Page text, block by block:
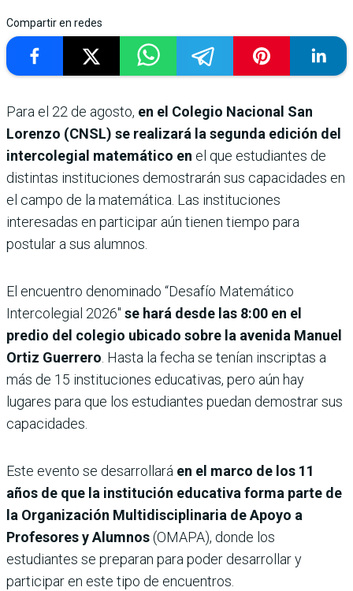
Compartir en redes
Para el 22 de agosto, en el Colegio Nacional San
Lorenzo (CNSL) se realizará la segunda edición del
intercolegial matemático en el que estudiantes de
distintas instituciones demostrarán sus capacidades en
el campo de la matemática. Las instituciones
interesadas en participar aún tienen tiempo para
postular a sus alumnos.
El encuentro denominado “Desafío Matemático
Intercolegial 2026″ se hará desde las 8:00 en el
predio del colegio ubicado sobre la avenida Manuel
Ortiz Guerrero. Hasta la fecha se tenían inscriptas a
más de 15 instituciones educativas, pero aún hay
lugares para que los estudiantes puedan demostrar sus
capacidades.
Este evento se desarrollará en el marco de los 11
años de que la institución educativa forma parte de
la Organización Multidisciplinaria de Apoyo a
Profesores y Alumnos(OMAPA), donde los
estudiantes se preparan para poder desarrollar y
participar en este tipo de encuentros.